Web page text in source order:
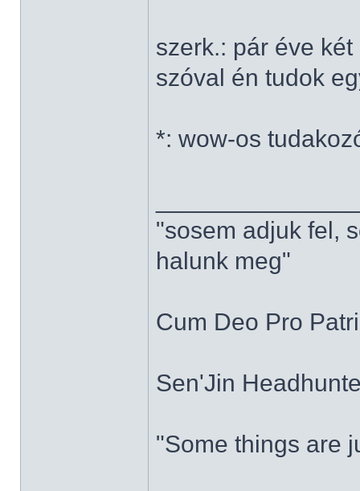
szerk.: pár éve
szóval én tudok
*: wow-os
"sosem adjuk fel,
halunk meg"
Cum Deo Pro
Sen'Jin
"Some things are